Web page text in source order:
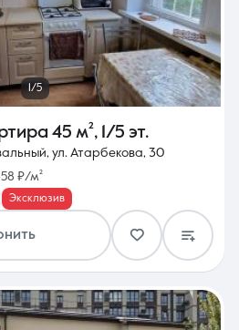
1/5
45 м², 1/5 эт.
ул. Атарбекова, 30
₽/м²
Эксклюзив